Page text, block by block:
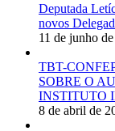
Deputada
novos
11 de junho
TBT-
SOBRE O
INSTITUTO
8 de abril de